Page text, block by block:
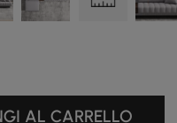
AL CARRELLO